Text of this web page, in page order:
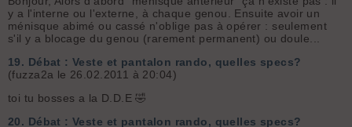
y a l'interne ou l'externe, à chaque genou. Ensuite avoir un
ménisque abimé ou cassé n'oblige pas à opérer : seulement
s'il y a blocage du genou (rarement permanent) ou doule...
19. Débat : Veste et pantalon rando, quelles specs?
(fuzza2a le 26.02.2011 à 20:04)
toi tu bosses a la D.D.E 🤣
20. Débat : Veste et pantalon rando, quelles specs?